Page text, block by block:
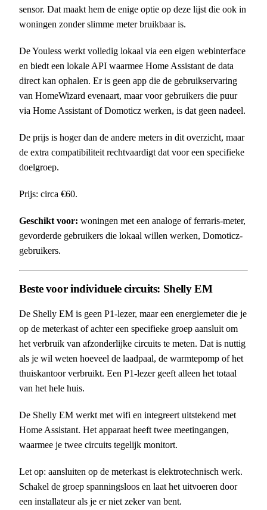
sensor. Dat maakt hem de enige optie op deze lijst die ook in
woningen zonder slimme meter bruikbaar is.
De Youless werkt volledig lokaal via een eigen webinterface
en biedt een lokale API waarmee Home Assistant de data
direct kan ophalen. Er is geen app die de gebruikservaring
van HomeWizard evenaart, maar voor gebruikers die puur
via Home Assistant of Domoticz werken, is dat geen nadeel.
De prijs is hoger dan de andere meters in dit overzicht, maar
de extra compatibiliteit rechtvaardigt dat voor een specifieke
doelgroep.
Prijs: circa €60.
Geschikt voor: woningen met een analoge of ferraris-meter,
gevorderde gebruikers die lokaal willen werken, Domoticz-
gebruikers.
Beste voor individuele circuits: Shelly EM
De Shelly EM is geen P1-lezer, maar een energiemeter die je
op de meterkast of achter een specifieke groep aansluit om
het verbruik van afzonderlijke circuits te meten. Dat is nuttig
als je wil weten hoeveel de laadpaal, de warmtepomp of het
thuiskantoor verbruikt. Een P1-lezer geeft alleen het totaal
van het hele huis.
De Shelly EM werkt met wifi en integreert uitstekend met
Home Assistant. Het apparaat heeft twee meetingangen,
waarmee je twee circuits tegelijk monitort.
Let op: aansluiten op de meterkast is elektrotechnisch werk.
Schakel de groep spanningsloos en laat het uitvoeren door
een installateur als je er niet zeker van bent.